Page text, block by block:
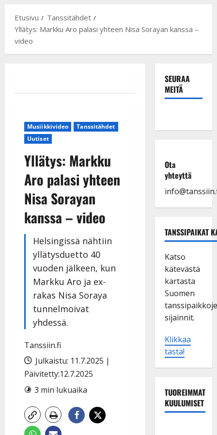
Etusivu
Tanssitähdet
Yllätys: Markku Aro palasi yhteen Nisa Sorayan kanssa –
video
Musiikkivideo
Tanssitähdet
Uutiset
Yllätys: Markku
Aro palasi yhteen
Nisa Sorayan
kanssa – video
Helsingissä nähtiin
yllätysduetto 40
vuoden jälkeen, kun
Markku Aro ja ex-
rakas Nisa Soraya
tunnelmoivat
yhdessä.
Tanssiin.fi
Julkaistu: 11.7.2025 |
Päivitetty:12.7.2025
3 min lukuaika
SEURAA
MEITÄ
Ota
yhteyttä
TANSSIPAIKAT
Katso
kätevästä
kartasta
Suomen
sijainnit.
Klikkaa
tästä!
TUOREIMMAT
KUULUMISET